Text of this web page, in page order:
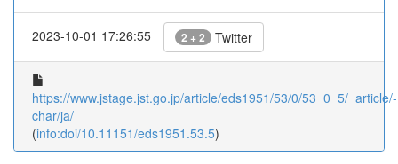
2023-10-01 17:26:55 2 + 2 Twitter
https://www.jstage.jst.go.jp/article/eds1951/53/0/53_0_5/_article/-
char/ja/
(info:doi/10.11151/eds1951.53.5)